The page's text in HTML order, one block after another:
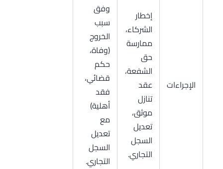
الإجراءات
إخطار
الشركاء،
ممارسة
حق
الشفعة،
عقد
تنازل
موثق،
تعديل
السجل
التجاري.
وفق
سبب
الخروج
(وفاة،
حكم
قضائي،
فقد
أهلية)
مع
تعديل
السجل
التجاري.